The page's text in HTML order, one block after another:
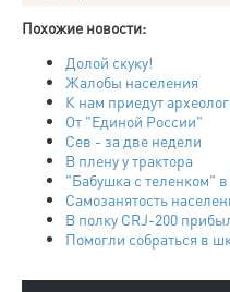
Похожие новости:
Долой скуку!
Жалобы населения
К нам приедут
От "Единой России"
Сев - за две недели
В плену у трактора
"Бабушка с теленком"
Самозанятость
В полку CRJ-200
Помогли собраться в